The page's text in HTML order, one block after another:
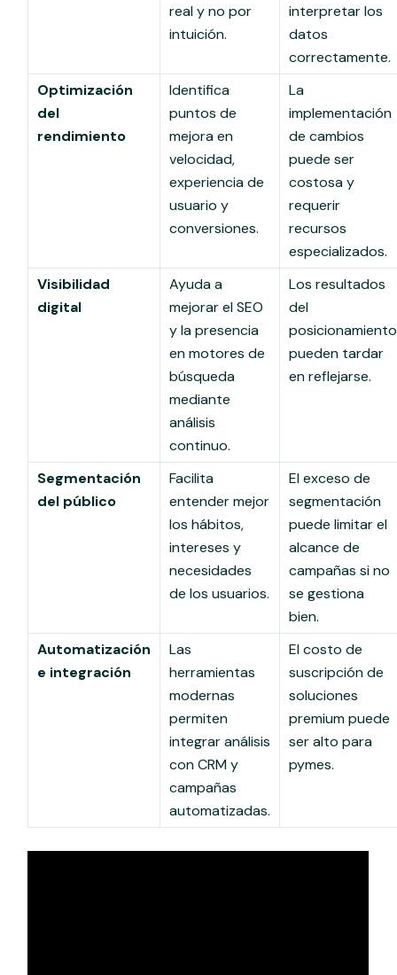
real y no por
intuición.
interpretar los
datos
correctamente.
Optimización
del
rendimiento
Identifica
puntos de
mejora en
velocidad,
experiencia de
usuario y
conversiones.
La
implementación
de cambios
puede ser
costosa y
requerir
recursos
especializados.
Visibilidad
digital
Ayuda a
mejorar el SEO
y la presencia
en motores de
búsqueda
mediante
análisis
continuo.
Los resultados
del
posicionamiento
pueden tardar
en reflejarse.
Segmentación
del público
Facilita
entender mejor
los hábitos,
intereses y
necesidades
de los usuarios.
El exceso de
segmentación
puede limitar el
alcance de
campañas si no
se gestiona
bien.
Automatización
e integración
Las
herramientas
modernas
permiten
integrar análisis
con CRM y
campañas
automatizadas.
El costo de
suscripción de
soluciones
premium puede
ser alto para
pymes.